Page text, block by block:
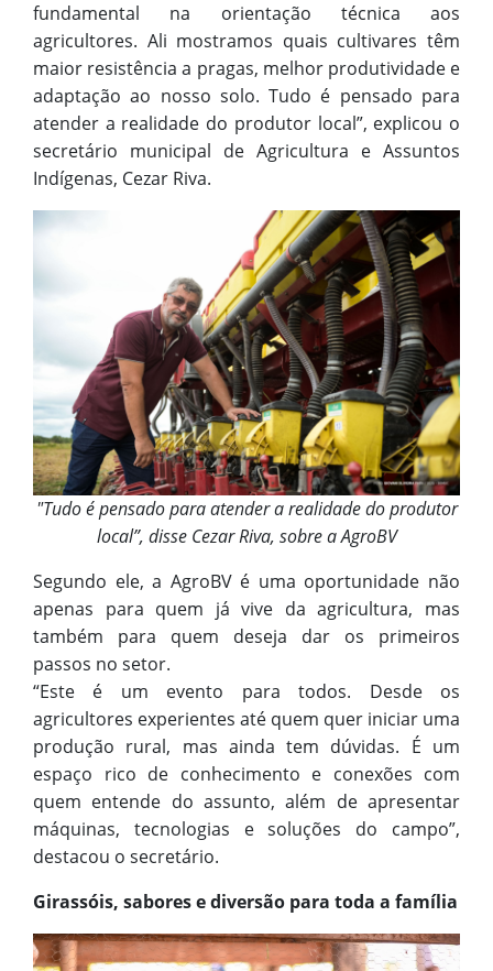
fundamental na orientação técnica aos
agricultores. Ali mostramos quais cultivares têm
maior resistência a pragas, melhor produtividade e
adaptação ao nosso solo. Tudo é pensado para
atender a realidade do produtor local”, explicou o
secretário municipal de Agricultura e Assuntos
Indígenas, Cezar Riva.
"Tudo é pensado para atender a realidade do produtor
local”, disse Cezar Riva, sobre a AgroBV
Segundo ele, a AgroBV é uma oportunidade não
apenas para quem já vive da agricultura, mas
também para quem deseja dar os primeiros
passos no setor.
“Este é um evento para todos. Desde os
agricultores experientes até quem quer iniciar uma
produção rural, mas ainda tem dúvidas. É um
espaço rico de conhecimento e conexões com
quem entende do assunto, além de apresentar
máquinas, tecnologias e soluções do campo”,
destacou o secretário.
Girassóis, sabores e diversão para toda a família